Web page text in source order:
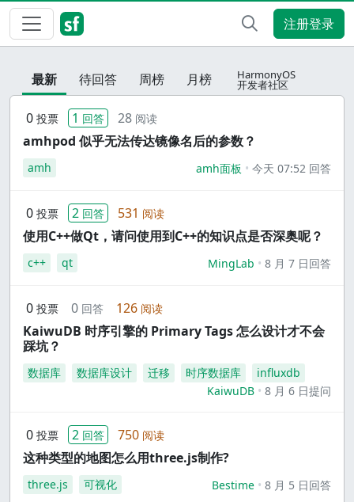
注册登录
最新 待回答 周榜 月榜 HarmonyOS
开发者社区
0 投票 1 回答 28 阅读
amhpod 似乎无法传达镜像名后的参数？
amh amh面板 今天 07:52 回答
0 投票 2 回答 531 阅读
使用C++做Qt，请问使用到C++的知识点是否深奥呢？
c++ qt MingLab 8 月 7 日回答
0 投票 0 回答 126 阅读
KaiwuDB 时序引擎的 Primary Tags 怎么设计才不会
踩坑？
数据库 数据库设计 迁移 时序数据库
influxdb
KaiwuDB
8 月 6 日提问
0 投票 2 回答 750 阅读
这种类型的地图怎么用three.js制作?
three.js 可视化 Bestime 8 月 5 日回答